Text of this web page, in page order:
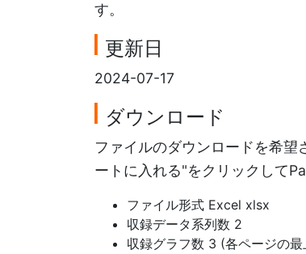
す。
更新日
2024-07-17
ダウンロード
ファイルのダウンロードを希望
ートに入れる"をクリックして
ファイル形式 Excel xlsx
収録データ系列数 2
収録グラフ数 3 (各ページの